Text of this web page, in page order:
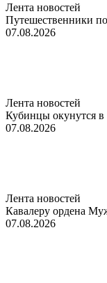
Лента новостей
Путешественники
07.08.2026
Лента новостей
Кубинцы окунутся в
07.08.2026
Лента новостей
Кавалеру ордена
07.08.2026